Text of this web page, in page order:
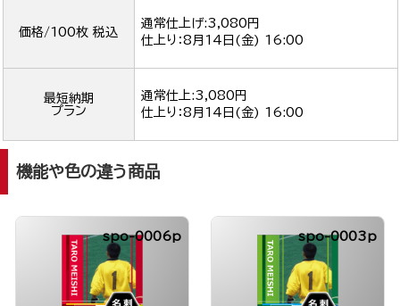
価格/100枚 税込
通常仕上げ:3,080円
仕上り：8月14日(金) 16:00
最短納期
プラン
通常仕上:3,080円
仕上り：8月14日(金) 16:00
機能や色の違う商品
spo-0006p spo-0003p